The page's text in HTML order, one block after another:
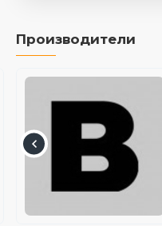
Производители